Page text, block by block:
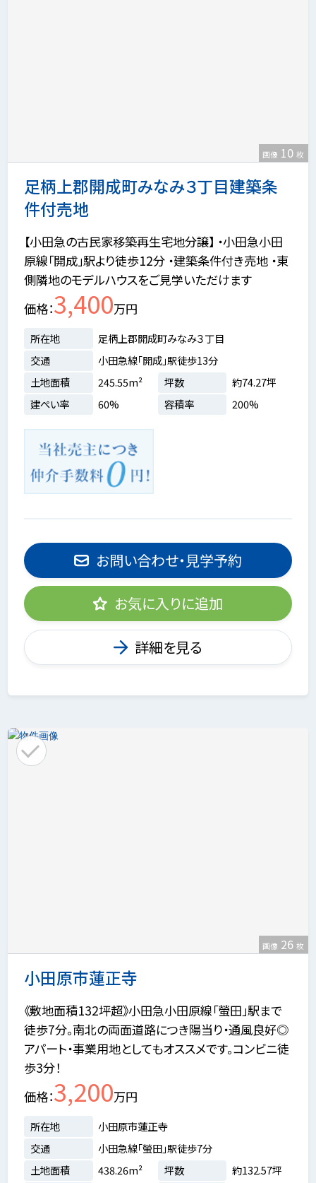
足柄上郡開成町みなみ３丁目建築条
件付売地
画像 10 枚
【小田急の古民家移築再生宅地分譲】 ・小田急小田
原線「開成」駅より徒歩12分 ・建築条件付き売地 ・東
側隣地のモデルハウスをご見学いただけます
価格 3,400万円
所在地
足柄上郡開成町みなみ３丁目
交通
小田急線「開成」駅徒歩13分
土地面積
245.55m² 坪数
約74.27坪
建ぺい率
60% 容積率 200%
お問い合わせ・見学予約
お気に入りに追加
詳細を見る
小田原市蓮正寺
画像 26 枚
《敷地面積132坪超》小田急小田原線「螢田」駅まで
徒歩7分。南北の両面道路につき陽当り・通風良好◎
アパート・事業用地としてもオススメです。コンビニ徒
歩3分！
価格 3,200万円
所在地
小田原市蓮正寺
交通
小田急線「螢田」駅徒歩7分
土地面積
438.26m² 坪数 約132.57坪